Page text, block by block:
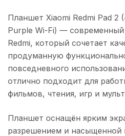
Планшет Xiaomi Redmi Pad 2
Purple Wi-Fi) — современный
Redmi, который сочетает
продуманную
повседневного
отлично подходит для
фильмов, чтения, игр и
Планшет оснащён ярким
разрешением и насыщенной